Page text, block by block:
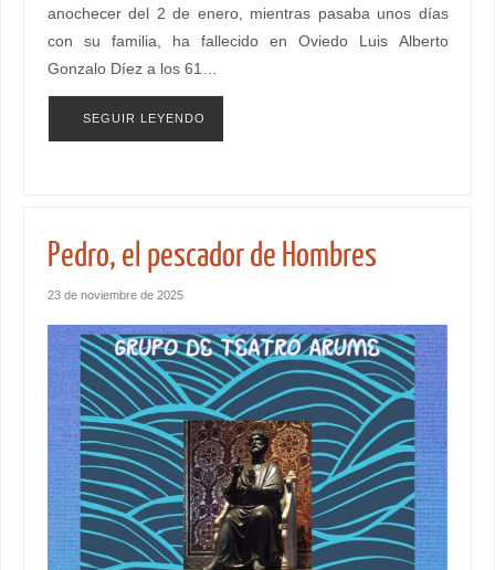
anochecer del 2 de enero, mientras pasaba unos días
con su familia, ha fallecido en Oviedo Luis Alberto
Gonzalo Díez a los 61…
SEGUIR LEYENDO
Pedro, el pescador de Hombres
23 de noviembre de 2025